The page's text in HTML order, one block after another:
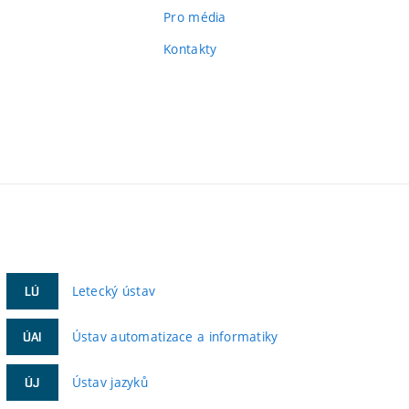
Pro média
Kontakty
LÚ Letecký ústav
ÚAI Ústav automatizace a informatiky
ÚJ Ústav jazyků